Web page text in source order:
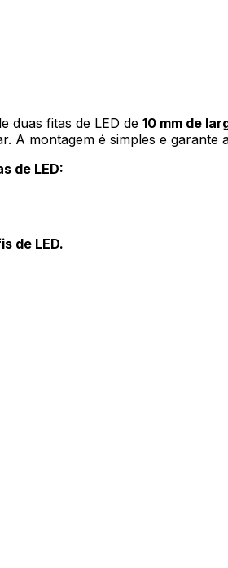
duas fitas de LED de 10 mm de
A montagem é simples e garante
de LED:
de LED.